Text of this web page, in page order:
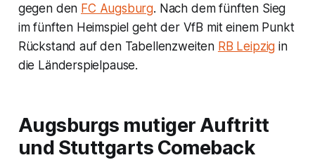
gegen den FC Augsburg. Nach dem fünften Sieg
im fünften Heimspiel geht der VfB mit einem Punkt
Rückstand auf den Tabellenzweiten RB Leipzig in
die Länderspielpause.
Augsburgs mutiger Auftritt
und Stuttgarts Comeback